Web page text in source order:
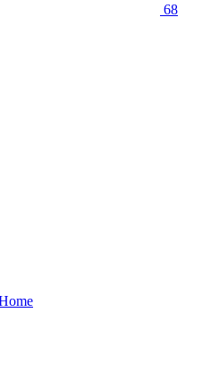
68